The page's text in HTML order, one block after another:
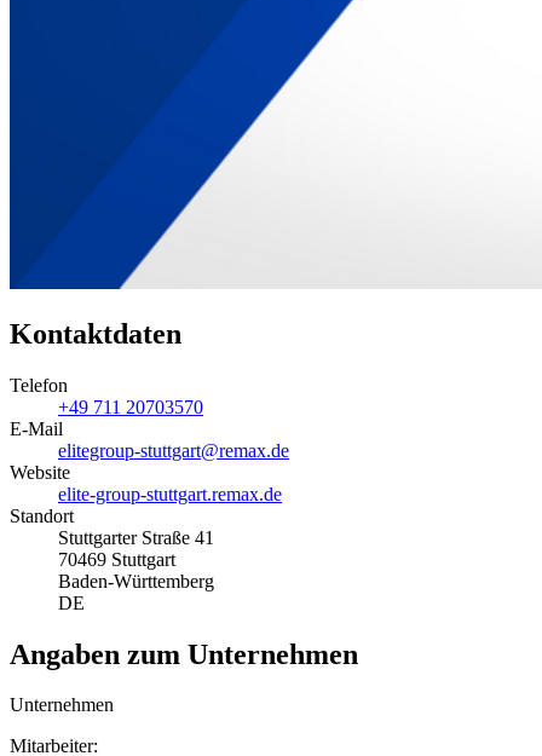
Kontaktdaten
Telefon
+49 711 20703570
E-Mail
elitegroup-stuttgart@remax.de
Website
elite-group-stuttgart.remax.de
Standort
Stuttgarter Straße 41
70469 Stuttgart
Baden-Württemberg
DE
Angaben zum Unternehmen
Unternehmen
Mitarbeiter: